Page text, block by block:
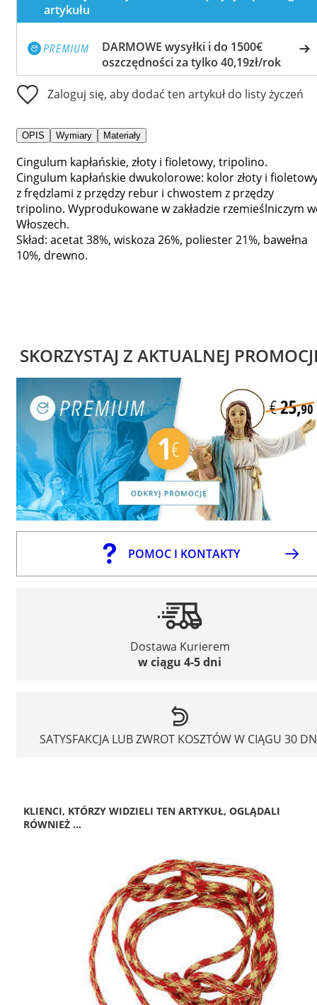
artykułu
DARMOWE wysyłki i do 1500€
oszczędności za tylko 40,19zł/rok
Zaloguj się, aby dodać ten artykuł do listy życzeń
OPIS Wymiary Materiały
Cingulum kapłańskie, złoty i fioletowy, tripolino.
Cingulum kapłańskie dwukolorowe: kolor złoty i
z frędzlami z przędzy rebur i chwostem z przędzy
tripolino. Wyprodukowane w zakładzie rzemieślniczym
Włoszech.
Skład: acetat 38%, wiskoza 26%, poliester 21%, bawełna
10%, drewno.
SKORZYSTAJ Z AKTUALNEJ
POMOC I KONTAKTY
Dostawa Kurierem
w ciągu 4-5 dni
SATYSFAKCJA LUB ZWROT KOSZTÓW W CIĄGU 30
KLIENCI, KTÓRZY WIDZIELI TEN ARTYKUŁ, OGLĄDALI
RÓWNIEŻ ...